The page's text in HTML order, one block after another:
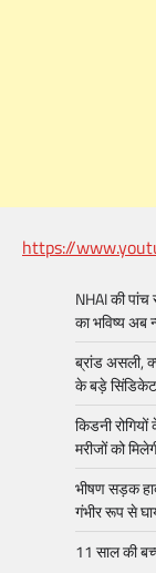
https://
NHAI की पांच
का भविष्य अब
ब्रांड असली,
के बड़े
किडनी
मरीजों को
भीषण सड़क
गंभीर रूप से
11 साल की